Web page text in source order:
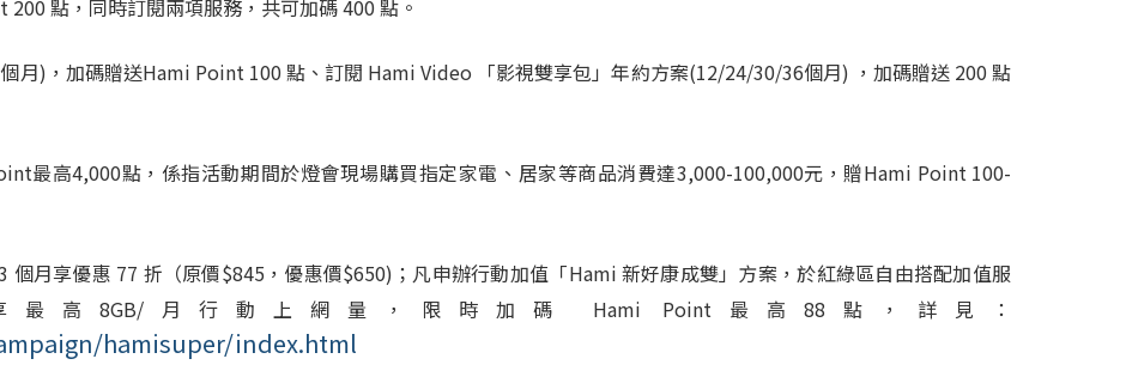
200 點，同時訂閱兩項服務，共可加碼400 點。
個月) ，加碼贈送Hami Point 100 點、訂閱 Hami Video 「影視雙享包」年約方案(12/24/30/36個月) ，加碼贈送 200點
最高4,000點，係指活動期間於燈會現場購買指定家電、居家等商品消費達3,000-100,000元，贈Hami Point 100-
個月享優惠 77 折（原價$845，優惠價$650)；凡申辦行動加值「Hami 新好康成雙」方案，於紅綠區自由搭配加值服
最高8GB/月行動上網量，限時加碼 Hami Point最高88點，詳見：
hamisuper/index.html